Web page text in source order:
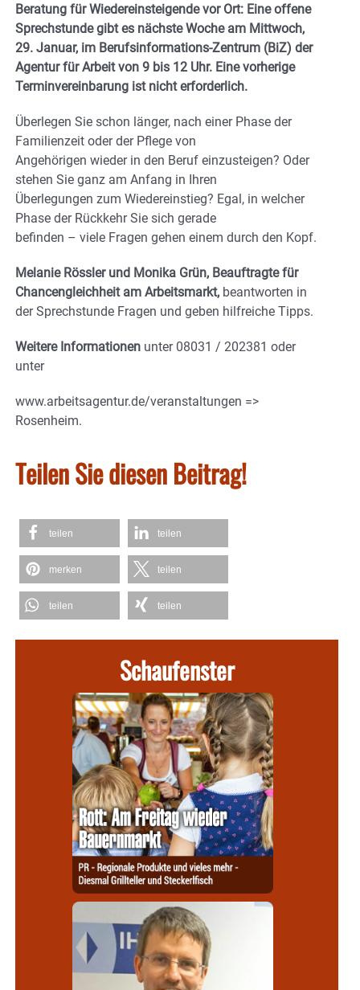
Beratung für Wiedereinsteigende vor Ort: Eine offene
Sprechstunde gibt es nächste Woche am Mittwoch,
29. Januar, im Berufsinformations-Zentrum (BiZ) der
Agentur für Arbeit von 9 bis 12 Uhr. Eine vorherige
Terminvereinbarung ist nicht erforderlich.
Überlegen Sie schon länger, nach einer Phase der
Familienzeit oder der Pflege von
Angehörigen wieder in den Beruf einzusteigen? Oder
stehen Sie ganz am Anfang in Ihren
Überlegungen zum Wiedereinstieg? Egal, in welcher
Phase der Rückkehr Sie sich gerade
befinden – viele Fragen gehen einem durch den Kopf.
Melanie Rössler und Monika Grün, Beauftragte für
Chancengleichheit am Arbeitsmarkt, beantworten in
der Sprechstunde Fragen und geben hilfreiche Tipps.
Weitere Informationen unter 08031 / 202381 oder
unter
www.arbeitsagentur.de/veranstaltungen =>
Rosenheim.
Teilen Sie diesen Beitrag!
teilen teilen
merken teilen
teilen teilen
Schaufenster